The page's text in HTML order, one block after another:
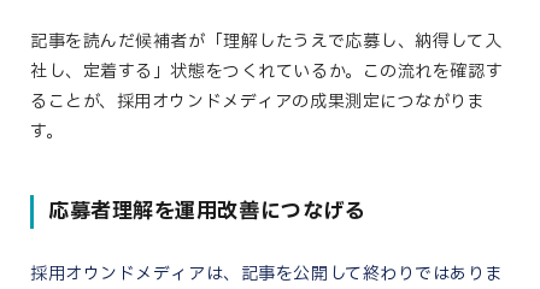
記事を読んだ候補者が「理解したうえで応募し、納得して入
社し、定着する」状態をつくれているか。この流れを確認す
ることが、採用オウンドメディアの成果測定につながりま
す。
応募者理解を運用改善につなげる
採用オウンドメディアは、記事を公開して終わりではありま